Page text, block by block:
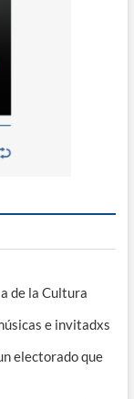
de la Cultura
e invitadxs
electorado que